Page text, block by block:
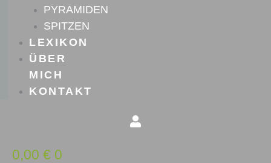
PYRAMIDEN
SPITZEN
LEXIKON
ÜBER
MICH
KONTAKT
0,00 € 0